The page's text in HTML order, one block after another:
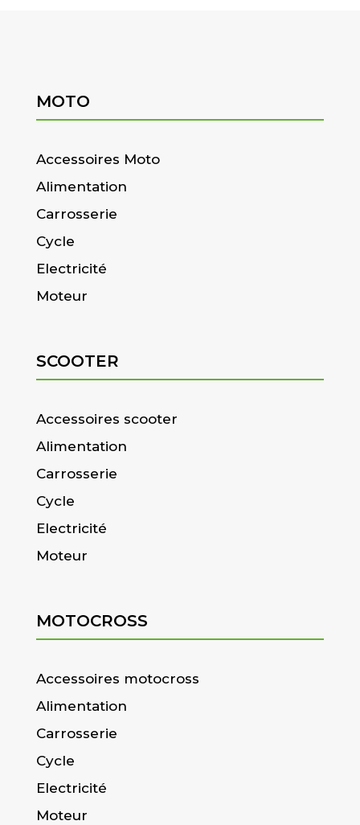
MOTO
Accessoires Moto
Alimentation
Carrosserie
Cycle
Electricité
Moteur
SCOOTER
Accessoires scooter
Alimentation
Carrosserie
Cycle
Electricité
Moteur
MOTOCROSS
Accessoires motocross
Alimentation
Carrosserie
Cycle
Electricité
Moteur